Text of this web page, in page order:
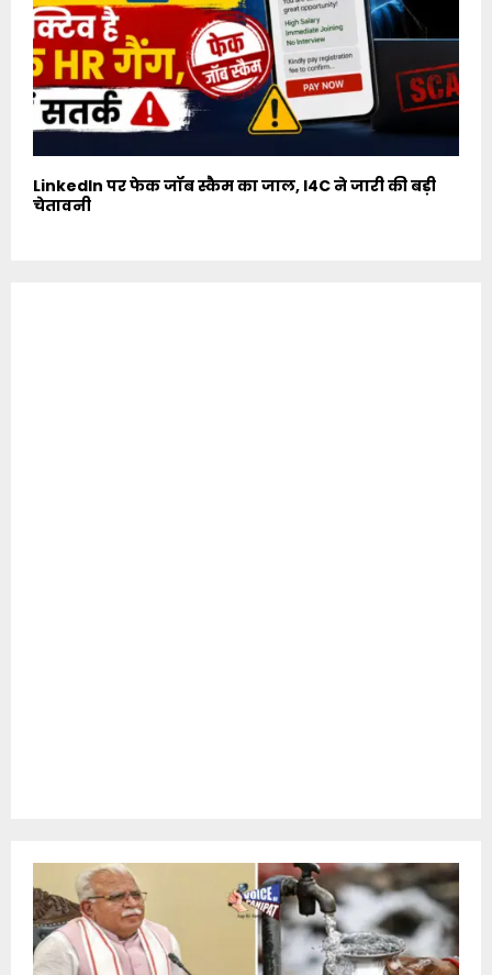
LinkedIn पर फेक जॉब स्कैम का जाल, I4C ने जारी की बड़ी
चेतावनी